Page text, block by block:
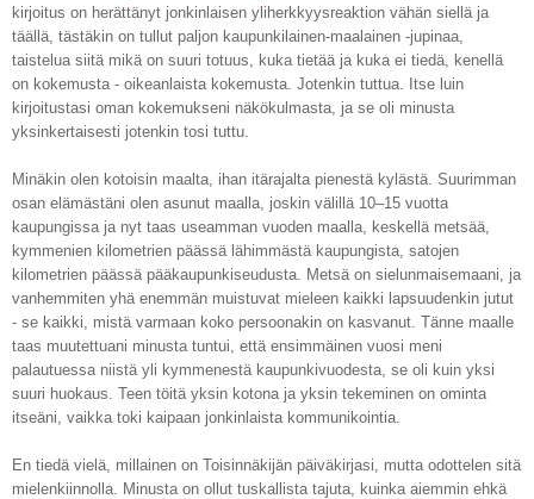
kirjoitus on herättänyt jonkinlaisen yliherkkyysreaktion vähän siellä ja
täällä, tästäkin on tullut paljon kaupunkilainen-maalainen -jupinaa,
taistelua siitä mikä on suuri totuus, kuka tietää ja kuka ei tiedä, kenellä
on kokemusta - oikeanlaista kokemusta. Jotenkin tuttua. Itse luin
kirjoitustasi oman kokemukseni näkökulmasta, ja se oli minusta
yksinkertaisesti jotenkin tosi tuttu.
Minäkin olen kotoisin maalta, ihan itärajalta pienestä kylästä. Suurimman
osan elämästäni olen asunut maalla, joskin välillä 10–15 vuotta
kaupungissa ja nyt taas useamman vuoden maalla, keskellä metsää,
kymmenien kilometrien päässä lähimmästä kaupungista, satojen
kilometrien päässä pääkaupunkiseudusta. Metsä on sielunmaisemaani, ja
vanhemmiten yhä enemmän muistuvat mieleen kaikki lapsuudenkin jutut
- se kaikki, mistä varmaan koko persoonakin on kasvanut. Tänne maalle
taas muutettuani minusta tuntui, että ensimmäinen vuosi meni
palautuessa niistä yli kymmenestä kaupunkivuodesta, se oli kuin yksi
suuri huokaus. Teen töitä yksin kotona ja yksin tekeminen on ominta
itseäni, vaikka toki kaipaan jonkinlaista kommunikointia.
En tiedä vielä, millainen on Toisinnäkijän päiväkirjasi, mutta odottelen sitä
mielenkiinnolla. Minusta on ollut tuskallista tajuta, kuinka aiemmin ehkä